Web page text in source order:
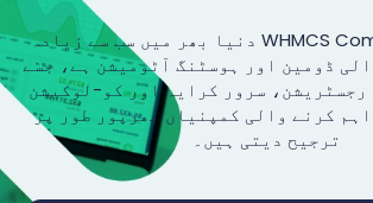
WHMCS Complete Solution دنیا بھر میں سب سے زیادہ
ڈومین اور ہوسٹنگ آٹومیشن ہے، جسے
رجسٹریشن، سرور کرایہ اور کو-لوکیشن
کرنے والی کمپنیاں بھرپور طور پر
ترجیح دیتی ہیں۔